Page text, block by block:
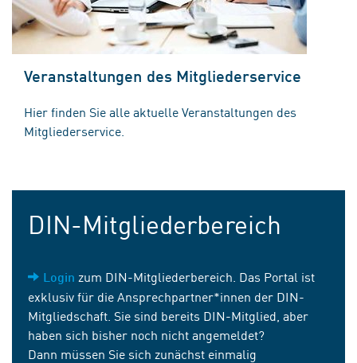
Veranstaltungen des Mitgliederservice
Hier finden Sie alle aktuelle Veranstaltungen des
Mitgliederservice.
DIN-Mitgliederbereich
Login zum DIN-Mitgliederbereich. Das Portal ist
exklusiv für die Ansprechpartner*innen der DIN-
Mitgliedschaft. Sie sind bereits DIN-Mitglied, aber
haben sich bisher noch nicht angemeldet?
Dann müssen Sie sich zunächst einmalig